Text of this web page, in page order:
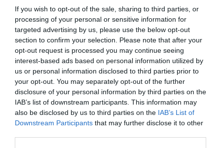
If you wish to opt-out of the sale, sharing to third parties, or
processing of your personal or sensitive information for
targeted advertising by us, please use the below opt-out
section to confirm your selection. Please note that after your
opt-out request is processed you may continue seeing
interest-based ads based on personal information utilized by
us or personal information disclosed to third parties prior to
your opt-out. You may separately opt-out of the further
disclosure of your personal information by third parties on the
IAB’s list of downstream participants. This information may
also be disclosed by us to third parties on the IAB’s List of
Downstream Participants that may further disclose it to other
αρχαιότητες και τα έργα Τέχνης.
Είναι και οι σχέσεις και οι
συμπεριφορές των ανθρώπων»
Mcteam